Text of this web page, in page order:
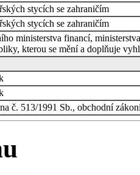
stycích se zahraničím
stycích se zahraničím
ministerstva financí,
kterou se mění a doplňuje
č. 513/1991 Sb., obchodní